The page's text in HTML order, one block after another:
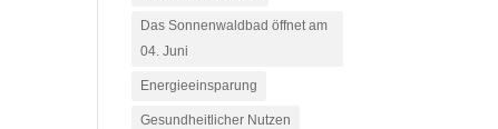
Das Sonnenwaldbad öffnet am
04. Juni
Energieeinsparung
Gesundheitlicher Nutzen